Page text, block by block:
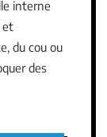
interne
et
du cou ou
des